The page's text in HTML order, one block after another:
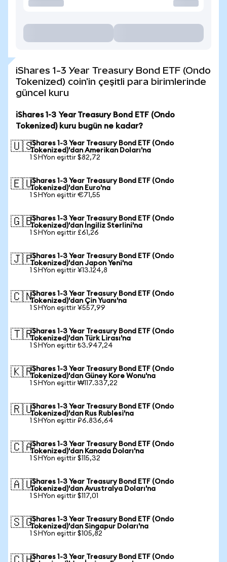
iShares 1-3 Year Treasury Bond ETF (Ondo
Tokenized) coin'in çeşitli para birimlerinde
güncel kuru
iShares 1-3 Year Treasury Bond ETF (Ondo
Tokenized) kuru bugün ne kadar?
🇺🇸iShares 1-3 Year Treasury Bond ETF (Ondo
Tokenized)'dan Amerikan Doları'na
1 SHYon eşittir $82,72
🇪🇺iShares 1-3 Year Treasury Bond ETF (Ondo
Tokenized)'dan Euro'na
1 SHYon eşittir €71,55
🇬🇧iShares 1-3 Year Treasury Bond ETF (Ondo
Tokenized)'dan İngiliz Sterlini'na
1 SHYon eşittir £61,26
🇯🇵iShares 1-3 Year Treasury Bond ETF (Ondo
Tokenized)'dan Japon Yeni'na
1 SHYon eşittir ¥13.124,8
🇨🇳iShares 1-3 Year Treasury Bond ETF (Ondo
Tokenized)'dan Çin Yuanı'na
1 SHYon eşittir ¥557,99
🇹🇷iShares 1-3 Year Treasury Bond ETF (Ondo
Tokenized)'dan Türk Lirası'na
1 SHYon eşittir ₺3.947,24
🇰🇷iShares 1-3 Year Treasury Bond ETF (Ondo
Tokenized)'dan Güney Kore Wonu'na
1 SHYon eşittir ₩117.337,22
🇷🇺iShares 1-3 Year Treasury Bond ETF (Ondo
Tokenized)'dan Rus Rublesi'na
1 SHYon eşittir ₽6.836,64
🇨🇦iShares 1-3 Year Treasury Bond ETF (Ondo
Tokenized)'dan Kanada Doları'na
1 SHYon eşittir $115,32
🇦🇺iShares 1-3 Year Treasury Bond ETF (Ondo
Tokenized)'dan Avustralya Doları'na
1 SHYon eşittir $117,01
🇸🇬iShares 1-3 Year Treasury Bond ETF (Ondo
Tokenized)'dan Singapur Doları'na
1 SHYon eşittir $105,82
iShares 1-3 Year Treasury Bond ETF (Ondo